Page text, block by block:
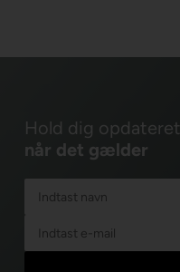
Hold dig opdateret
når det gælder